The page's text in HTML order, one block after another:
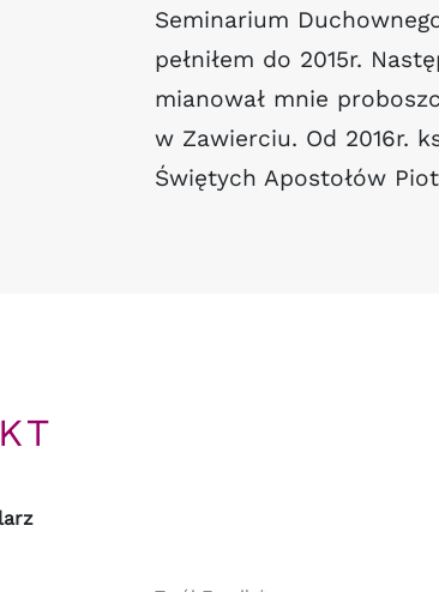
Seminarium
pełniłem do 2015r.
mianował mnie
w Zawierciu. Od 2016r.
Świętych Apostołów